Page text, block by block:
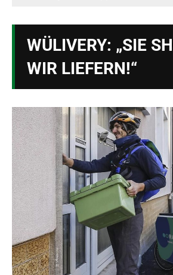
WÜLIVERY: „SIE
WIR LIEFERN!“